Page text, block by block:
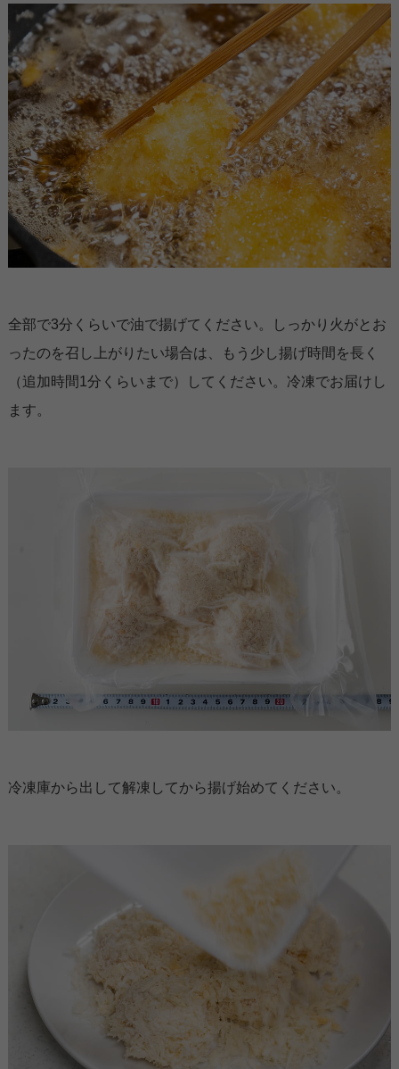
全部で3分くらいで油で揚げてください。しっかり火がとお
ったのを召し上がりたい場合は、もう少し揚げ時間を長く
（追加時間1分くらいまで）してください。冷凍でお届けし
ます。
冷凍庫から出して解凍してから揚げ始めてください。